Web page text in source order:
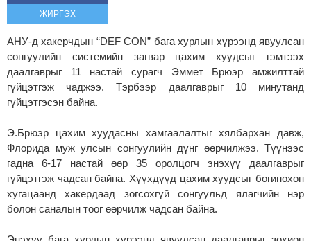
ЖИРГЭХ
АНУ-д хакерчдын “DEF CON” бага хурлын хүрээнд явуулсан
сонгуулийн системийн загвар цахим хуудсыг гэмтээх
даалгаврыг 11 настай сурагч Эммет Брюэр амжилттай
гүйцэтгэж чаджээ. Тэрбээр даалгаврыг 10 минутанд
гүйцэтгэсэн байна.
Э.Брюэр цахим хуудасны хамгаалалтыг хялбархан давж,
Флорида муж улсын сонгуулийн дүнг өөрчилжээ. Түүнээс
гадна 6-17 настай өөр 35 оролцогч энэхүү даалгаврыг
гүйцэтгэж чадсан байна. Хүүхдүүд цахим хуудсыг богинохон
хугацаанд хакердаад зогсохгүй сонгуульд ялагчийн нэр
болон саналын тоог өөрчилж чадсан байна.